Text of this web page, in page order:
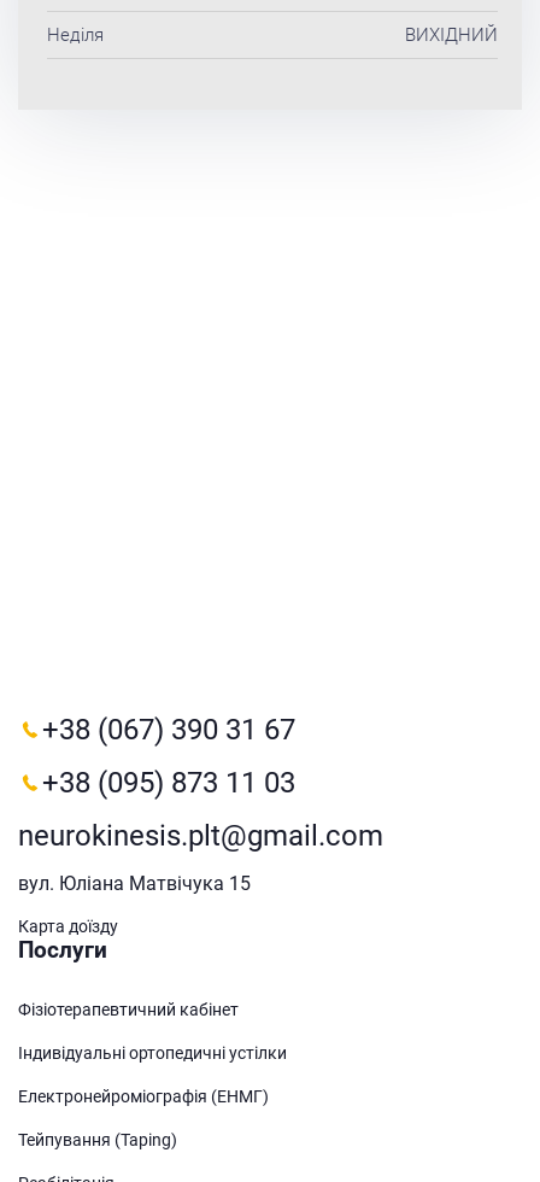
Неділя ВИХІДНИЙ
+38 (067) 390 31 67
+38 (095) 873 11 03
neurokinesis.plt@gmail.com
вул. Юліана Матвічука 15
Карта доїзду
Послуги
Фізіотерапевтичний кабінет
Індивідуальні ортопедичні устілки
Електронейроміографія (ЕНМГ)
Тейпування (Taping)